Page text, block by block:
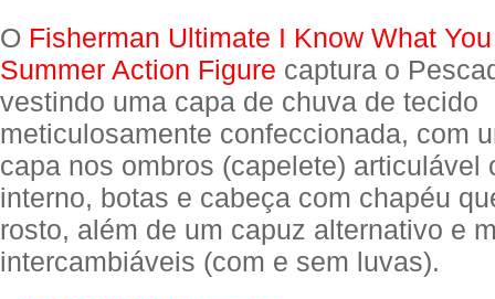
O Fisherman Ultimate I Know What
Summer Action Figure captura o
vestindo uma capa de chuva de tecido
meticulosamente confeccionada, com
capa nos ombros (capelete) articulável
interno, botas e cabeça com chapéu
rosto, além de um capuz alternativo e
intercambiáveis ​​(com e sem luvas).